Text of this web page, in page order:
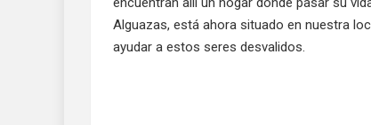
Alguazas, está ahora situado en nuestra
ayudar a estos seres desvalidos.